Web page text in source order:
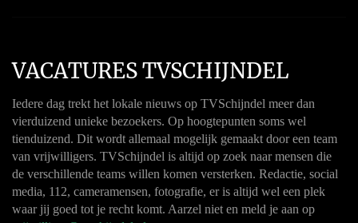
VACATURES TVSCHIJNDEL
Iedere dag trekt het lokale nieuws op TVSchijndel meer dan
vierduizend unieke bezoekers. Op hoogtepunten soms wel
tienduizend. Dit wordt allemaal mogelijk gemaakt door een team
van vrijwilligers. TVSchijndel is altijd op zoek naar mensen die
de verschillende teams willen komen versterken. Redactie, social
media, 112, cameramensen, fotografie, er is altijd wel een plek
waar jij goed tot je recht komt. Aarzel niet en meld je aan op